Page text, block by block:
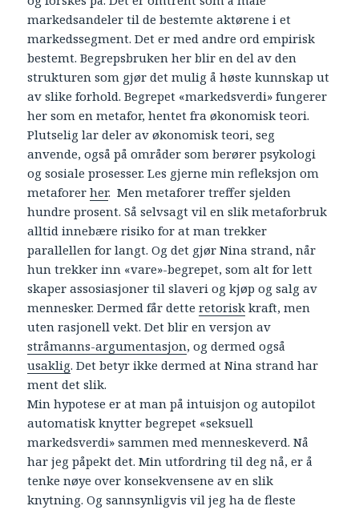
markedsandeler til de bestemte aktørene i et
markedssegment. Det er med andre ord empirisk
bestemt. Begrepsbruken her blir en del av den
strukturen som gjør det mulig å høste kunnskap ut
av slike forhold. Begrepet «markedsverdi» fungerer
her som en metafor, hentet fra økonomisk teori.
Plutselig lar deler av økonomisk teori, seg
anvende, også på områder som berører psykologi
og sosiale prosesser. Les gjerne min refleksjon om
metaforerher. Men metaforer treffer sjelden
hundre prosent. Så selvsagt vil en slik metaforbruk
alltid innebære risiko for at man trekker
parallellen for langt. Og det gjør Nina strand, når
hun trekker inn «vare»-begrepet, som alt for lett
skaper assosiasjoner til slaveri og kjøp og salg av
mennesker. Dermed får detteretorisk kraft, men
uten rasjonell vekt. Det blir en versjon av
stråmanns-argumentasjon, og dermed også
usaklig. Det betyr ikke dermed at Nina strand har
ment det slik.
Min hypotese er at man på intuisjon og autopilot
automatisk knytter begrepet «seksuell
markedsverdi» sammen med menneskeverd. Nå
har jeg påpekt det. Min utfordring til deg nå, er å
tenke nøye over konsekvensene av en slik
knytning. Og sannsynligvis vil jeg ha de fleste